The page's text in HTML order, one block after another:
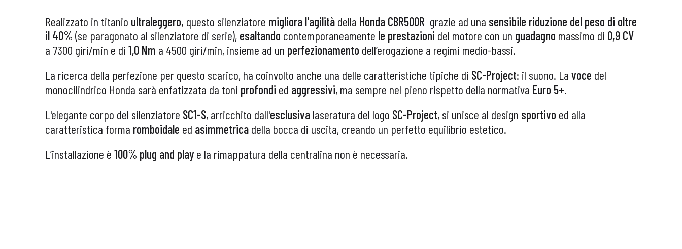
Realizzato in titanio ultraleggero, questo silenziatore migliora l'agilitàdella Honda CBR500R grazie ad una sensibile riduzione del peso di oltre
il 40% (se paragonato al silenziatore di serie), esaltando contemporaneamente le prestazioni del motore con un guadagno massimo di 0,9 CV
a 7300 giri/min e di 1,0 Nm a 4500 giri/min, insieme ad un perfezionamento dell’erogazione a regimi medio-bassi.
La ricerca della perfezione per questo scarico, ha coinvolto anche una delle caratteristiche tipiche di SC-Project: il suono. La voce del
monocilindrico Honda sarà enfatizzata da toni profondi ed aggressivi, ma sempre nel pieno rispetto della normativa Euro 5+.
L'elegante corpo del silenziatore SC1-S, arricchito dall'esclusiva laseratura del logo SC-Project, si unisce al design sportivo ed alla
caratteristica forma romboidale ed asimmetrica della bocca di uscita, creando un perfetto equilibrio estetico.
L’installazione è 100% plug and playe la rimappatura della centralina non è necessaria.